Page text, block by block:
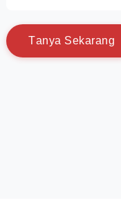
Tanya Sekarang